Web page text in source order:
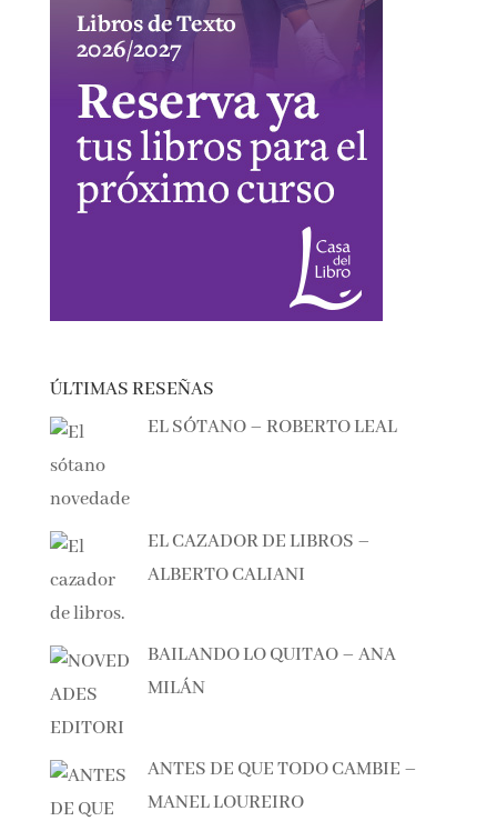
ÚLTIMAS RESEÑAS
EL SÓTANO – ROBERTO LEAL
EL CAZADOR DE LIBROS –
ALBERTO CALIANI
BAILANDO LO QUITAO – ANA
MILÁN
ANTES DE QUE TODO CAMBIE –
MANEL LOUREIRO